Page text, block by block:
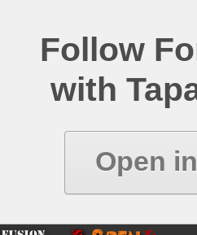
Follow
with
Open